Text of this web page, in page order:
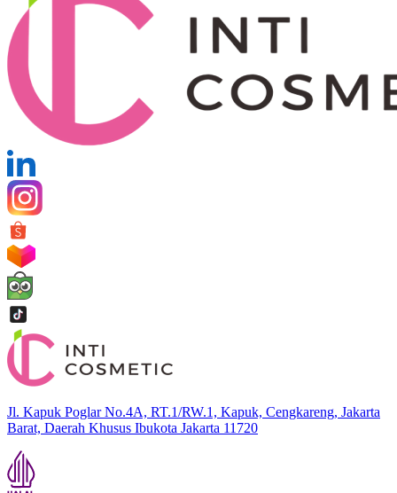
Jl. Kapuk Poglar No.4A, RT.1/RW.1, Kapuk, Cengkareng, Jakarta
Barat, Daerah Khusus Ibukota Jakarta 11720